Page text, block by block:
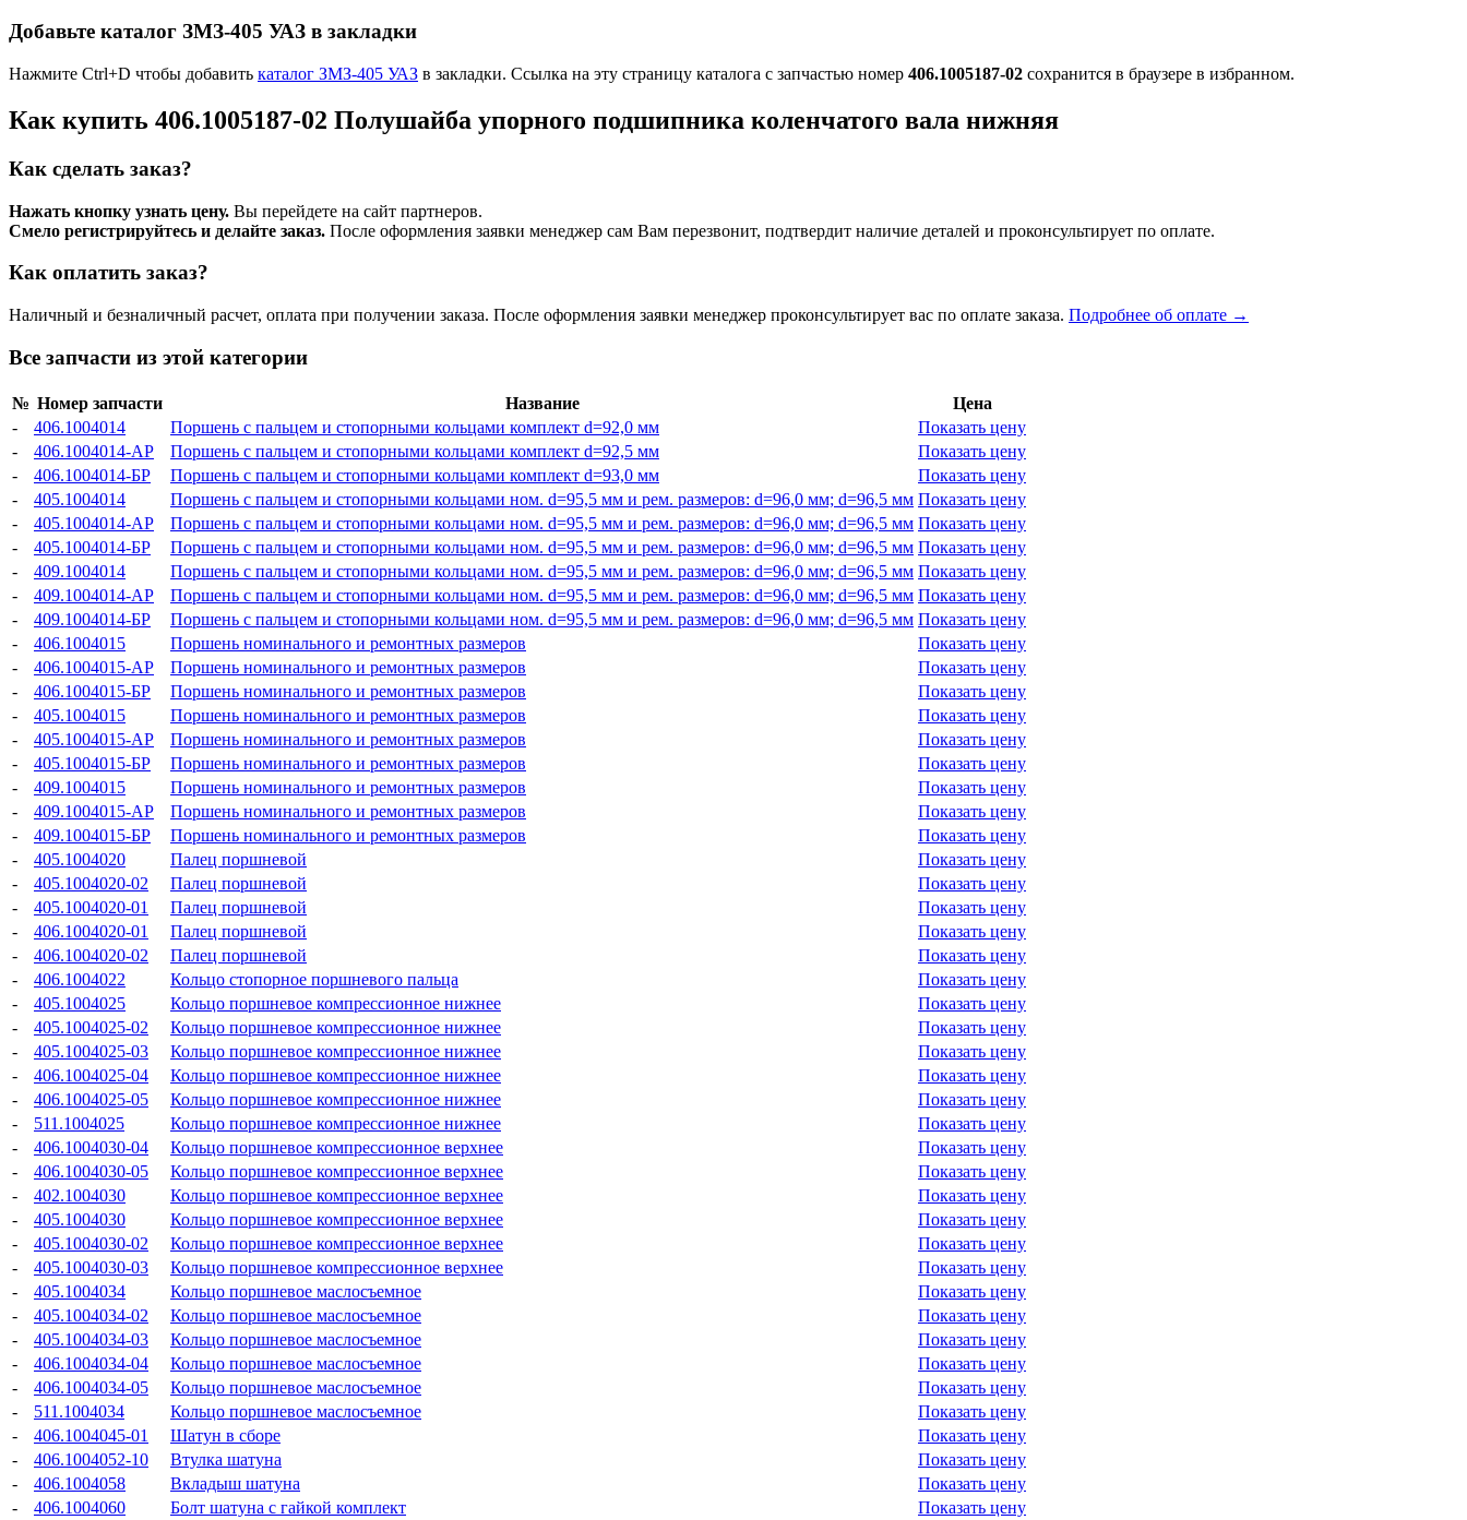
Добавьте каталог ЗМЗ-405 УАЗ в закладки
Нажмите Ctrl+D чтобы добавить каталог ЗМЗ-405 УАЗ в закладки. Ссылка на эту страницу каталога с запчастью номер 406.1005187-02 сохранится в браузере в избранном.
Как купить 406.1005187-02 Полушайба упорного подшипника коленчатого вала нижняя
Как сделать заказ?
Нажать кнопку узнать цену. Вы перейдете на сайт партнеров.
Смело регистрируйтесь и делайте заказ. После оформления заявки менеджер сам Вам перезвонит, подтвердит наличие деталей и проконсультирует по оплате.
Как оплатить заказ?
Наличный и безналичный расчет, оплата при получении заказа. После оформления заявки менеджер проконсультирует вас по оплате заказа. Подробнее об оплате →
Все запчасти из этой категории
№ Номер запчасти Название
Цена
-
406.1004014 Поршень с пальцем и стопорными кольцами комплект d=92,0 мм
Показать цену
-
406.1004014-АР Поршень с пальцем и стопорными кольцами комплект d=92,5 мм
Показать цену
-
406.1004014-БР Поршень с пальцем и стопорными кольцами комплект d=93,0 мм
Показать цену
-
405.1004014 Поршень с пальцем и стопорными кольцами ном. d=95,5 мм и рем. размеров: d=96,0 мм; d=96,5 мм Показать цену
-
405.1004014-АР Поршень с пальцем и стопорными кольцами ном. d=95,5 мм и рем. размеров: d=96,0 мм; d=96,5 мм Показать цену
-
405.1004014-БР Поршень с пальцем и стопорными кольцами ном. d=95,5 мм и рем. размеров: d=96,0 мм; d=96,5 мм Показать цену
-
409.1004014 Поршень с пальцем и стопорными кольцами ном. d=95,5 мм и рем. размеров: d=96,0 мм; d=96,5 мм Показать цену
-
409.1004014-АР Поршень с пальцем и стопорными кольцами ном. d=95,5 мм и рем. размеров: d=96,0 мм; d=96,5 мм Показать цену
-
409.1004014-БР Поршень с пальцем и стопорными кольцами ном. d=95,5 мм и рем. размеров: d=96,0 мм; d=96,5 мм Показать цену
-
406.1004015 Поршень номинального и ремонтных размеров
Показать цену
-
406.1004015-АР Поршень номинального и ремонтных размеров
Показать цену
-
406.1004015-БР Поршень номинального и ремонтных размеров
Показать цену
-
405.1004015 Поршень номинального и ремонтных размеров
Показать цену
-
405.1004015-АР Поршень номинального и ремонтных размеров
Показать цену
-
405.1004015-БР Поршень номинального и ремонтных размеров
Показать цену
-
409.1004015 Поршень номинального и ремонтных размеров
Показать цену
-
409.1004015-АР Поршень номинального и ремонтных размеров
Показать цену
-
409.1004015-БР Поршень номинального и ремонтных размеров
Показать цену
-
405.1004020 Палец поршневой
Показать цену
-
405.1004020-02 Палец поршневой
Показать цену
-
405.1004020-01 Палец поршневой
Показать цену
-
406.1004020-01 Палец поршневой
Показать цену
-
406.1004020-02 Палец поршневой
Показать цену
-
406.1004022 Кольцо стопорное поршневого пальца
Показать цену
-
405.1004025 Кольцо поршневое компрессионное нижнее
Показать цену
-
405.1004025-02 Кольцо поршневое компрессионное нижнее
Показать цену
-
405.1004025-03 Кольцо поршневое компрессионное нижнее
Показать цену
-
406.1004025-04 Кольцо поршневое компрессионное нижнее
Показать цену
-
406.1004025-05 Кольцо поршневое компрессионное нижнее
Показать цену
-
511.1004025 Кольцо поршневое компрессионное нижнее
Показать цену
-
406.1004030-04 Кольцо поршневое компрессионное верхнее
Показать цену
-
406.1004030-05 Кольцо поршневое компрессионное верхнее
Показать цену
-
402.1004030 Кольцо поршневое компрессионное верхнее
Показать цену
-
405.1004030 Кольцо поршневое компрессионное верхнее
Показать цену
-
405.1004030-02 Кольцо поршневое компрессионное верхнее
Показать цену
-
405.1004030-03 Кольцо поршневое компрессионное верхнее
Показать цену
-
405.1004034 Кольцо поршневое маслосъемное
Показать цену
-
405.1004034-02 Кольцо поршневое маслосъемное
Показать цену
-
405.1004034-03 Кольцо поршневое маслосъемное
Показать цену
-
406.1004034-04 Кольцо поршневое маслосъемное
Показать цену
-
406.1004034-05 Кольцо поршневое маслосъемное
Показать цену
-
511.1004034 Кольцо поршневое маслосъемное
Показать цену
-
406.1004045-01 Шатун в сборе
Показать цену
-
406.1004052-10 Втулка шатуна
Показать цену
-
406.1004058 Вкладыш шатуна
Показать цену
-
406.1004060 Болт шатуна с гайкой комплект
Показать цену